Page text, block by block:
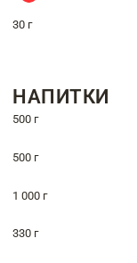
30 г
НАПИТКИ
500 г
500 г
1 000 г
330 г